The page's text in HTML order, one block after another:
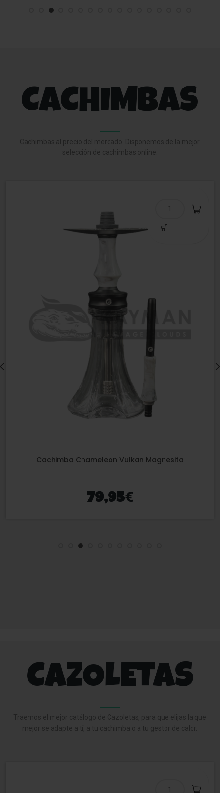
CACHIMBAS
Cachimbas al precio del mercado. Disponemos de la mejor
selección de cachimbas online.
CAZOLETAS
Traemos el mejor catálogo de Cazoletas, para que elijas la que
mejor se adapte a tí, a tu cachimba o a tu gestor de calor.